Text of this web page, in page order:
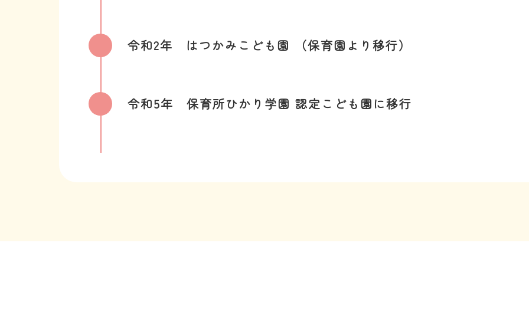
令和2年 はつかみこども園 （保育園より移行）
令和5年 保育所ひかり学園 認定こども園に移行